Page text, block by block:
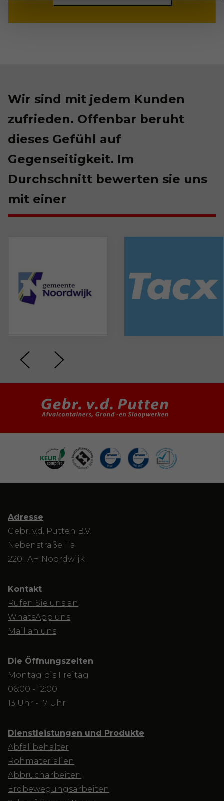
Wir sind mit jedem Kunden
zufrieden. Offenbar beruht
dieses Gefühl auf
Gegenseitigkeit. Im
Durchschnitt bewerten sie uns
mit einer
Adresse
Gebr. v.d. Putten B.V.
Nebenstraße 11a
2201 AH Noordwijk
Kontakt
Rufen Sie uns an
WhatsApp uns
Mail an uns
Die Öffnungszeiten
Montag bis Freitag
06:00 - 12:00
13 Uhr - 17 Uhr
Dienstleistungen und Produkte
Abfallbehälter
Rohmaterialien
Abbrucharbeiten
Erdbewegungsarbeiten